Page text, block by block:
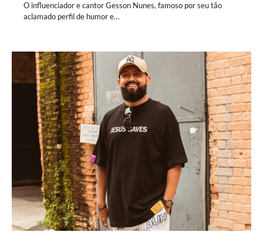
O influenciador e cantor Gesson Nunes, famoso por seu tão
aclamado perfil de humor e…